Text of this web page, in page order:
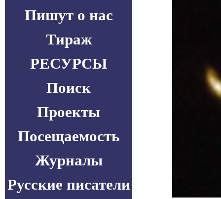
Пишут о нас
Тираж
РЕСУРСЫ
Поиск
Проекты
Посещаемость
Журналы
Русские писатели